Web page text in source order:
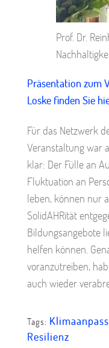
Prof. Dr.
Präsentation zum
Loske finden Sie
Für das Netzwerk
Veranstaltung war
klar: Der Fülle an
Fluktuation an
leben, können nur
SolidAHRität
Bildungsangebote
helfen können.
voranzutreiben,
auch wieder
Tags:
Resilienz